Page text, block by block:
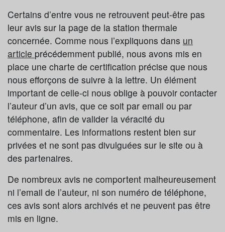
Certains d’entre vous ne retrouvent peut-être pas
leur avis sur la page de la station thermale
concernée. Comme nous l’expliquons dans un
article précédemment publié, nous avons mis en
place une charte de certification précise que nous
nous efforçons de suivre à la lettre. Un élément
important de celle-ci nous oblige à pouvoir contacter
l’auteur d’un avis, que ce soit par email ou par
téléphone, afin de valider la véracité du
commentaire. Les informations restent bien sur
privées et ne sont pas divulguées sur le site ou à
des partenaires.
De nombreux avis ne comportent malheureusement
ni l’email de l’auteur, ni son numéro de téléphone,
ces avis sont alors archivés et ne peuvent pas être
mis en ligne.